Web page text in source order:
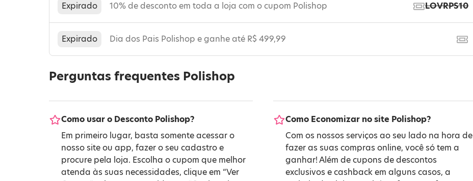
10% de desconto em toda a loja com o cupom Polishop
Expirado LOVRPS10
Dia dos Pais Polishop e ganhe até R$ 499,99
Expirado
Perguntas frequentes Polishop
Como usar o Desconto Polishop?
Em primeiro lugar, basta somente acessar o
nosso site ou app, fazer o seu cadastro e
procure pela loja. Escolha o cupom que melhor
atenda às suas necessidades, clique em “Ver
Como Economizar no site Polishop?
Com os nossos serviços ao seu lado na hora de
fazer as suas compras online, você só tem a
ganhar! Além de cupons de descontos
exclusivos e cashback em alguns casos, a